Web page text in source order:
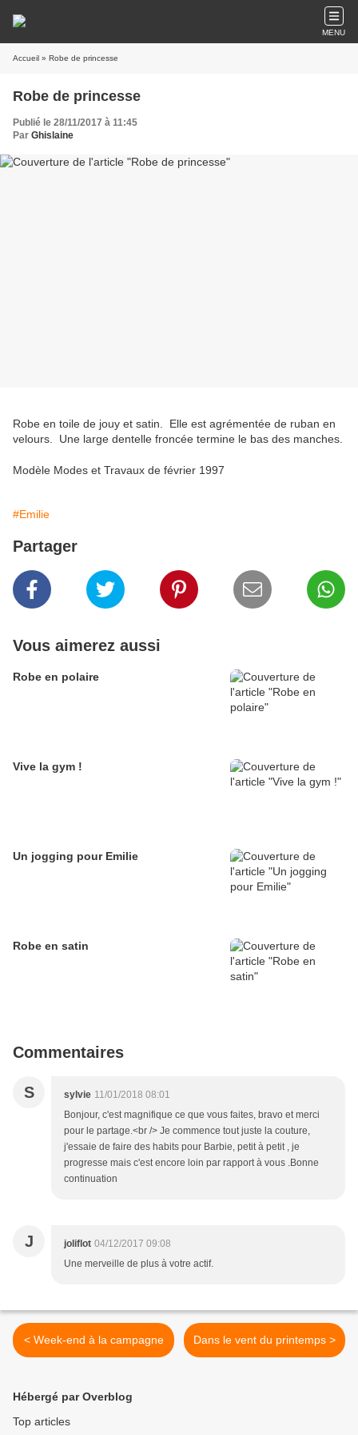
MENU
Accueil » Robe de princesse
Robe de princesse
Publié le 28/11/2017 à 11:45
Par Ghislaine
Robe en toile de jouy et satin. Elle est agrémentée de ruban en
velours. Une large dentelle froncée termine le bas des manches.
Modèle Modes et Travaux de février 1997
#Emilie
Partager
Vous aimerez aussi
Robe en polaire
Vive la gym !
Un jogging pour Emilie
Robe en satin
Commentaires
S sylvie 11/01/2018 08:01
Bonjour, c'est magnifique ce que vous faites, bravo et merci
pour le partage.<br /> Je commence tout juste la couture,
j'essaie de faire des habits pour Barbie, petit à petit , je
progresse mais c'est encore loin par rapport à vous .Bonne
continuation
J joliflot 04/12/2017 09:08
Une merveille de plus à votre actif.
< Week-end à la campagne Dans le vent du printemps >
Hébergé par Overblog
Top articles